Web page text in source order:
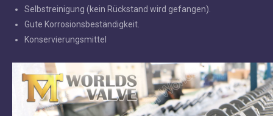
Selbstreinigung (kein Rückstand wird gefangen).
Gute Korrosionsbeständigkeit.
Konservierungsmittel